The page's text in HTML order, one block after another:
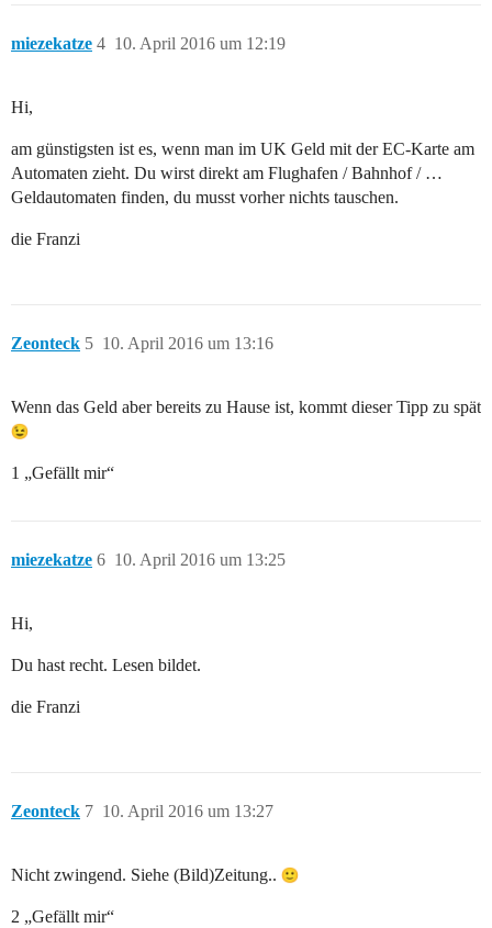
miezekatze 10. April 2016 um 12:19
4
Hi,
am günstigsten ist es, wenn man im UK Geld mit der EC-Karte am
Automaten zieht. Du wirst direkt am Flughafen / Bahnhof / …
Geldautomaten finden, du musst vorher nichts tauschen.
die Franzi
Zeonteck 10. April 2016 um 13:16
5
Wenn das Geld aber bereits zu Hause ist, kommt dieser Tipp zu spät
1 „Gefällt mir“
miezekatze 10. April 2016 um 13:25
6
Hi,
Du hast recht. Lesen bildet.
die Franzi
Zeonteck 10. April 2016 um 13:27
7
Nicht zwingend. Siehe (Bild)Zeitung..
2 „Gefällt mir“